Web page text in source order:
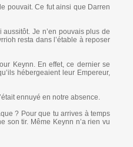
pouvait. Ce fut ainsi que Darren
Je n’en pouvais plus de
resta dans l’étable à reposer
Keynn. En effet, ce dernier se
hébergeaient leur Empereur,
ennuyé en notre absence.
? Pour que tu arrives à temps
son tir. Même Keynn n’a rien vu